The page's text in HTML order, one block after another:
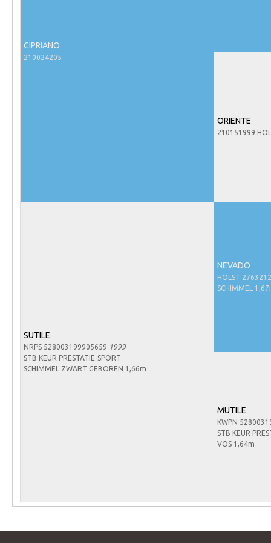
NRPS Keuringen
Zoek een NRPS paard
PEDIGREE ONLINE
CIPRIANO
210024205
ORIENTE
210151999
SUTILE
NRPS 528003199905659 1999
STB KEUR PRESTATIE-SPORT
SCHIMMEL ZWART GEBOREN 1,66m
NEVADO
HOLST
SCHIMMEL
MUTILE
KWPN
STB KEUR
VOS 1,64m